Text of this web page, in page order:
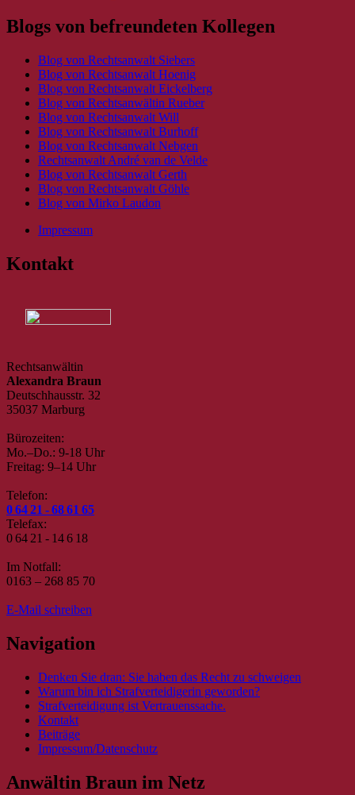
Blogs von befreundeten Kollegen
Blog von Rechtsanwalt Siebers
Blog von Rechtsanwalt Hoenig
Blog von Rechtsanwalt Eickelberg
Blog von Rechtsanwältin Rueber
Blog von Rechtsanwalt Will
Blog von Rechtsanwalt Burhoff
Blog von Rechtsanwalt Nebgen
Rechtsanwalt André van de Velde
Blog von Rechtsanwalt Gerth
Blog von Rechtsanwalt Göhle
Blog von Mirko Laudon
Impressum
Kontakt
Rechtsanwältin
Alexandra Braun
Deutschhausstr. 32
35037 Marburg
Bürozeiten:
Mo.–Do.: 9-18 Uhr
Freitag: 9–14 Uhr
Telefon:
0 64 21 - 68 61 65
Telefax:
0 64 21 - 14 6 18
Im Notfall:
0163 – 268 85 70
E-Mail schreiben
Navigation
Denken Sie dran: Sie haben das Recht zu schweigen
Warum bin ich Strafverteidigerin geworden?
Strafverteidigung ist Vertrauenssache.
Kontakt
Beiträge
Impressum/Datenschutz
Anwältin Braun im Netz